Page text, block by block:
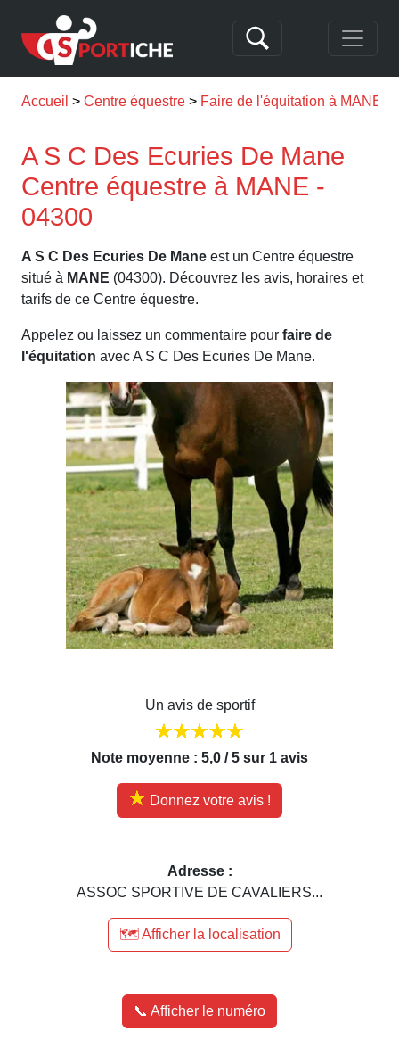
Accueil Centre équestre Faire de l'équitation à MANE
A S C Des Ecuries De Mane
Centre équestre à MANE -
04300
A S C Des Ecuries De Mane est un Centre équestre
situé à MANE (04300). Découvrez les avis, horaires et
tarifs de ce Centre équestre.
Appelez ou laissez un commentaire pour faire de
l'équitation avec A S C Des Ecuries De Mane.
Un avis de sportif
Note moyenne : 5,0 / 5 sur 1 avis
Donnez votre avis !
Adresse :
ASSOC SPORTIVE DE CAVALIERS...
🗺️ Afficher la localisation
📞 Afficher le numéro